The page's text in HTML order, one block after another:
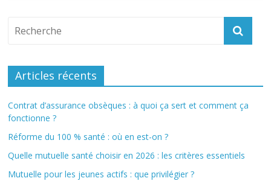
Articles récents
Contrat d’assurance obsèques : à quoi ça sert et comment ça
fonctionne ?
Réforme du 100 % santé : où en est-on ?
Quelle mutuelle santé choisir en 2026 : les critères essentiels
Mutuelle pour les jeunes actifs : que privilégier ?